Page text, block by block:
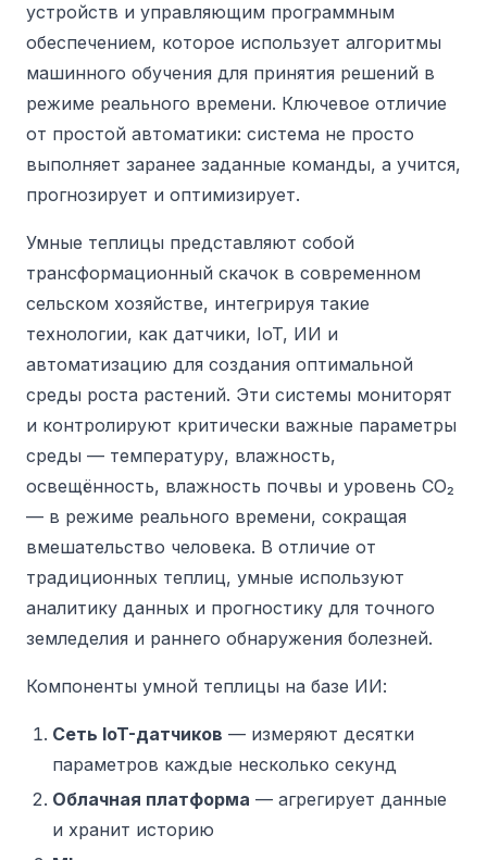
устройств и управляющим программным
обеспечением, которое использует алгоритмы
машинного обучения для принятия решений в
режиме реального времени. Ключевое отличие
от простой автоматики: система не просто
выполняет заранее заданные команды, а учится,
прогнозирует и оптимизирует.
Умные теплицы представляют собой
трансформационный скачок в современном
сельском хозяйстве, интегрируя такие
технологии, как датчики, IoT, ИИ и
автоматизацию для создания оптимальной
среды роста растений. Эти системы мониторят
и контролируют критически важные параметры
среды — температуру, влажность,
освещённость, влажность почвы и уровень CO₂
— в режиме реального времени, сокращая
вмешательство человека. В отличие от
традиционных теплиц, умные используют
аналитику данных и прогностику для точного
земледелия и раннего обнаружения болезней.
Компоненты умной теплицы на базе ИИ:
Сеть IoT-датчиков — измеряют десятки
параметров каждые несколько секунд
Облачная платформа — агрегирует данные
и хранит историю